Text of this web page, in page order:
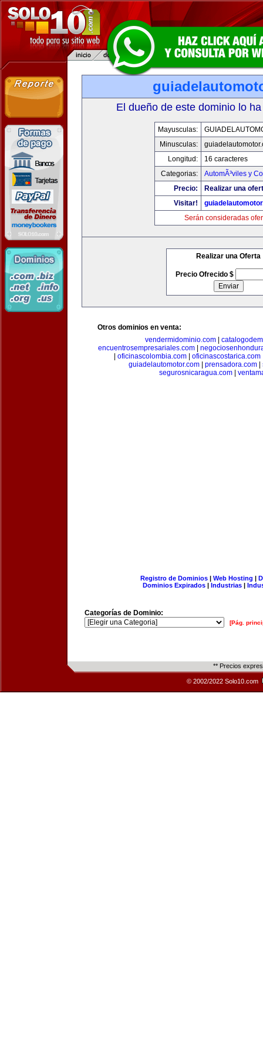
El dueño de este dominio lo
Mayusculas:
Minusculas:
Longitud:
16 caracteres
Categorias:
AutomÃ³viles y
Precio:
Realizar una
Visitar!
Serán consideradas
Realizar una Oferta
Precio Ofrecido $
Otros dominios en venta:
vendermidominio.com|
encuentrosempresariales.com|
oficinascolombia.com| oficinascostarica.com
guiadelautomotor.com
prensadora.com
segurosnicaragua.com
Registro de Dominios| Web Hosting |
Dominios Expirados | Industrias |
Categorías de Dominio:
[Pág.
** Precios
© 2002/2022 Solo10.com